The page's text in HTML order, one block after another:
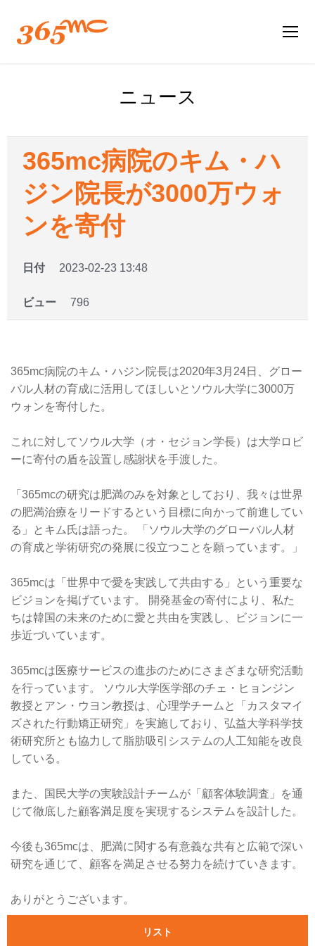
ニュース
365mc病院のキム・ハ
ジン院長が3000万ウォ
ンを寄付
日付 2023-02-23 13:48
ビュー 796
365mc病院のキム・ハジン院長は2020年3月24日、グロー
バル人材の育成に活用してほしいとソウル大学に3000万
ウォンを寄付した。
これに対してソウル大学（オ・セジョン学長）は大学ロビ
ーに寄付の盾を設置し感謝状を手渡した。
「365mcの研究は肥満のみを対象としており、我々は世界
の肥満治療をリードするという目標に向かって前進してい
る」とキム氏は語った。 「ソウル大学のグローバル人材
の育成と学術研究の発展に役立つことを願っています。」
365mcは「世界中で愛を実践して共由する」という重要な
ビジョンを掲げています。 開発基金の寄付により、私た
ちは韓国の未来のために愛と共由を実践し、ビジョンに一
歩近づいています。
365mcは医療サービスの進歩のためにさまざまな研究活動
を行っています。 ソウル大学医学部のチェ・ヒョンジン
教授とアン・ウヨン教授は、心理学チームと「カスタマイ
ズされた行動矯正研究」を実施しており、弘益大学科学技
術研究所とも協力して脂肪吸引システムの人工知能を改良
している。
また、国民大学の実験設計チームが「顧客体験調査」を通
じて徹底した顧客満足度を実現するシステムを設計した。
今後も365mcは、肥満に関する有意義な共有と広範で深い
研究を通じて、顧客を満足させる努力を続けていきます。
ありがとうございます。
リスト